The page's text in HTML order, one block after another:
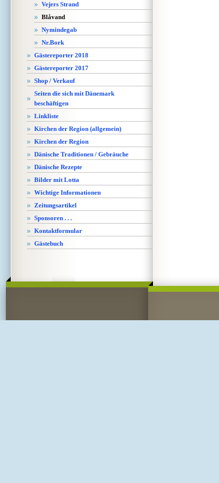
Vejers Strand
Blåvand
Nymindegab
Nr.Bork
Gästereporter 2018
Gästereporter 2017
Shop / Verkauf
Seiten die sich mit Dänemark
beschäftigen
Linkliste
Kirchen der Region (allgemein)
Kirchen der Region
Dänische Traditionen / Gebräuche
Dänische Rezepte
Bilder mit Lotta
Wichtige Informationen
Zeitungsartikel
Sponsoren . . .
Kontaktformular
Gästebuch